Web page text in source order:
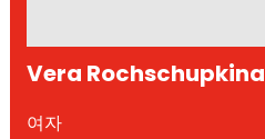
Vera Rochschupkina
여자